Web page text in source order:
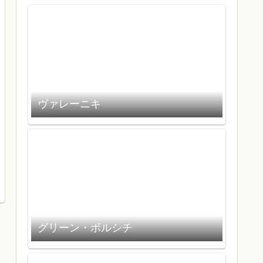
ヴァレーニキ
グリーン・ボルシチ